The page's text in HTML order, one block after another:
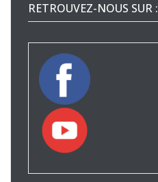
RETROUVEZ-NOUS SUR :